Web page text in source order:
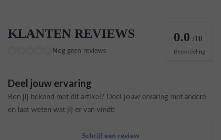
KLANTEN REVIEWS
Nog geen reviews
0.0 /10
Beoordeling
Deel jouw ervaring
Ben jij bekend met dit artikel? Deel jouw ervaring met andere
en laat weten wat jij er van vindt!
Schrijf een review